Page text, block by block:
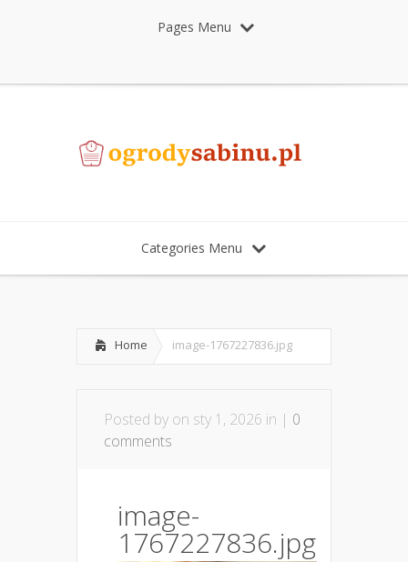
Pages Menu
Categories Menu
Home image-1767227836.jpg
Posted by on sty 1, 2026 in | 0
comments
image-
1767227836.jpg